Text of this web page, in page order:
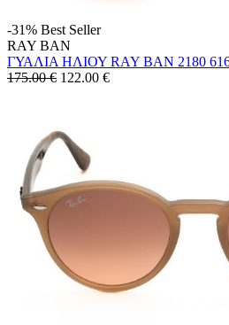
-31% Best Seller
RAY BAN
ΓΥΑΛΙΑ ΗΛΙΟΥ RAY BAN 2180
175.00 € 122.00 €